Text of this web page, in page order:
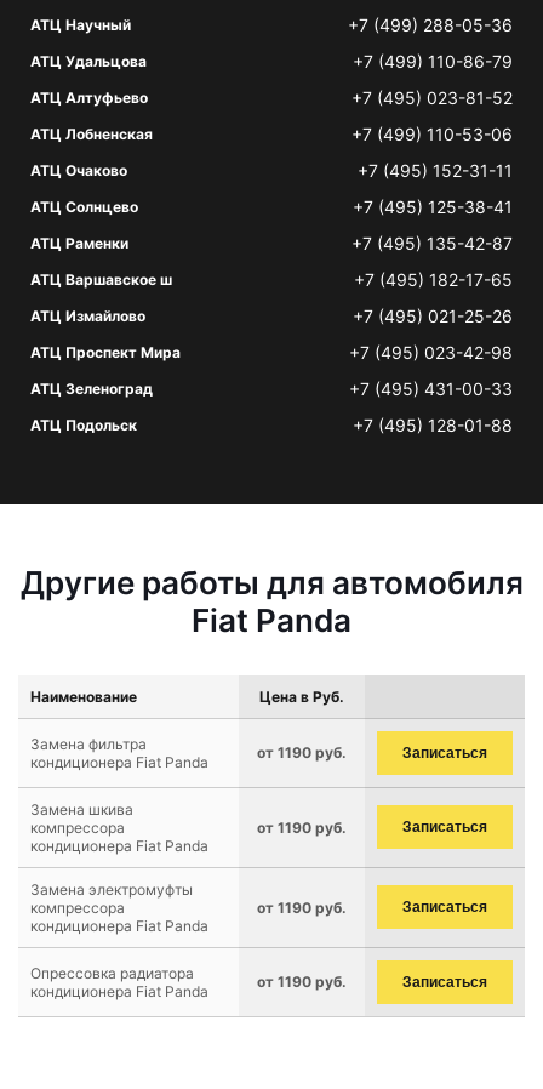
АТЦ Научный +7 (499) 288-05-36
АТЦ Удальцова +7 (499) 110-86-79
АТЦ Алтуфьево +7 (495) 023-81-52
АТЦ Лобненская +7 (499) 110-53-06
АТЦ Очаково +7 (495) 152-31-11
АТЦ Солнцево +7 (495) 125-38-41
АТЦ Раменки +7 (495) 135-42-87
АТЦ Варшавское ш +7 (495) 182-17-65
АТЦ Измайлово +7 (495) 021-25-26
АТЦ Проспект Мира +7 (495) 023-42-98
АТЦ Зеленоград +7 (495) 431-00-33
АТЦ Подольск +7 (495) 128-01-88
Другие работы для автомобиля
Fiat Panda
Наименование Цена в Руб.
Замена фильтра
кондиционера Fiat Panda
от 1190 руб. Записаться
Замена шкива
компрессора
кондиционера Fiat Panda
от 1190 руб. Записаться
Замена электромуфты
компрессора
кондиционера Fiat Panda
от 1190 руб. Записаться
Опрессовка радиатора
кондиционера Fiat Panda
от 1190 руб. Записаться